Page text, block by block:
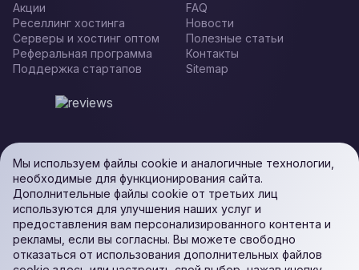
Акции
Реселлинг хостинга
Серверы и хостинг оптом
Реферальная программа
Поддержка стартапов
FAQ
Новости
Полезные статьи
Контакты
Sitemap
Мы используем файлы cookie и аналогичные технологии,
необходимые для функционирования сайта.
Дополнительные файлы cookie от третьих лиц
используются для улучшения наших услуг и
предоставления вам персонализированного контента и
рекламы, если вы согласны. Вы можете свободно
отказаться от использования дополнительных файлов